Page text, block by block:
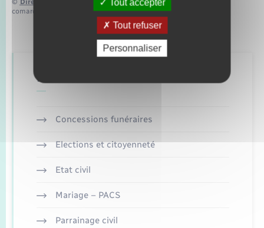
© Direction de l’information légale et administrative
comarquage developpé parbaseo.io
Retrouvez aussi
Concessions funéraires
Elections et citoyenneté
Etat civil
Mariage – PACS
Parrainage civil
Tout accepter
Tout refuser
Personnaliser